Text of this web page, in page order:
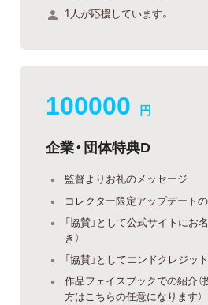
1人が応援しています。
100000 円
企業・団体特典D
監督よりお礼のメッセージ
コレクター限定アップデート
「協賛」として公式サイトにお
き）
「協賛」としてエンドクレジッ
作品フェイスブックでの紹介
方はこちらの任意になります）